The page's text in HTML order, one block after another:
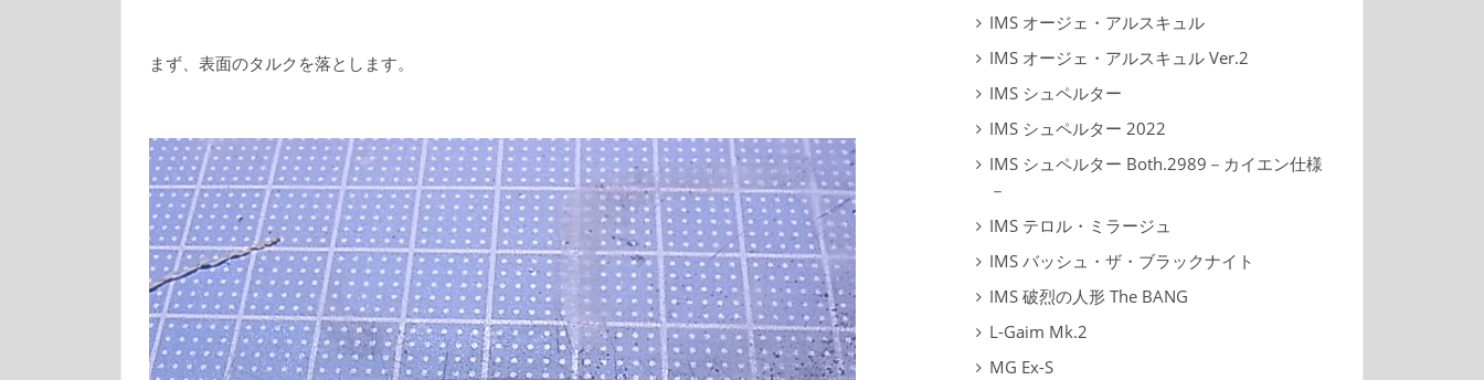
まず、表面のタルクを落とします。
IMS オージェ・アルスキュル
IMS オージェ・アルスキュル Ver.2
IMS シュペルター
IMS シュペルター 2022
IMS シュペルター Both.2989－カイエン仕様
－
IMS テロル・ミラージュ
IMS バッシュ・ザ・ブラックナイト
IMS 破烈の人形 The BANG
L-Gaim Mk.2
MG Ex-S